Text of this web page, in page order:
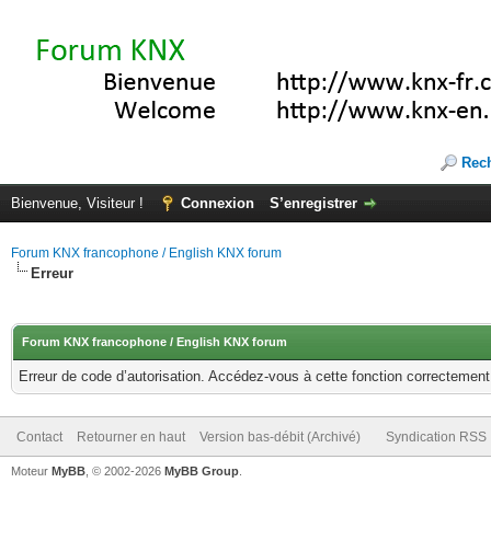
Bienvenue, Visiteur ! Connexion S’enregistrer
Forum KNX francophone / English KNX forum
Erreur
Forum KNX francophone / English KNX forum
Erreur de code d’autorisation. Accédez-vous à cette fonction
Contact Retourner en haut Version bas-débit (Archivé) Syndication RSS
Moteur MyBB , © 2002-2026 MyBB Group